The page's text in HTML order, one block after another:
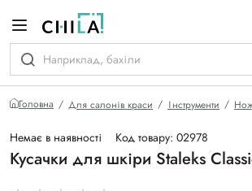
Головна Для салонів краси Інструменти
Немає в наявності Код товару: 02978
Кусачки для шкіри Staleks
гамі